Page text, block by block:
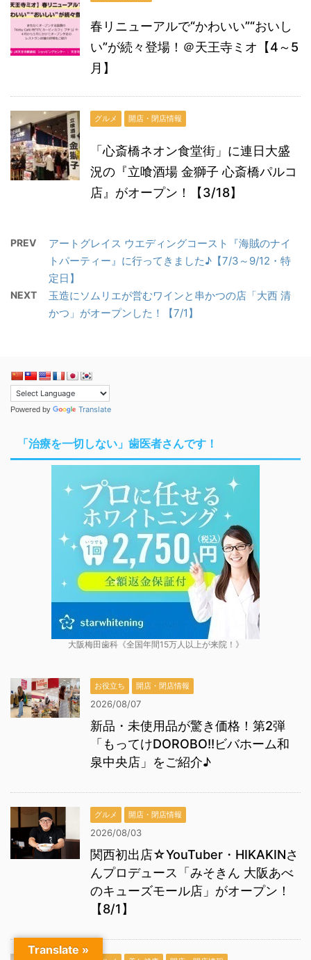
春リニューアルで“かわいい”“おいし
い”が続々登場！＠天王寺ミオ【4～5
月】
グルメ 開店・閉店情報
「心斎橋ネオン食堂街」に連日大盛
況の『立喰酒場 金獅子 心斎橋パルコ
店』がオープン！【3/18】
PREV
アートグレイス ウエディングコースト『海賊のナイ
トパーティー』に行ってきました♪【7/3～9/12・特
定日】
NEXT
玉造にソムリエが営むワインと串かつの店「大西 清
かつ」がオープンした！【7/1】
Powered by Translate
「治療を一切しない」歯医者さんです！
大阪梅田歯科《全国年間15万人以上が来院！》
お役立ち 開店・閉店情報
2026/08/07
新品・未使用品が驚き価格！第2弾
「もってけDOROBO!!ビバホーム和
泉中央店」をご紹介♪
グルメ 開店・閉店情報
2026/08/03
関西初出店☆YouTuber・HIKAKINさ
んプロデュース「みそきん 大阪あべ
のキューズモール店」がオープン！
【8/1】
Translate »